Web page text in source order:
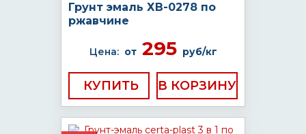
Грунт эмаль ХВ-0278 по
ржавчине
Цена: от295 руб/кг
КУПИТЬ